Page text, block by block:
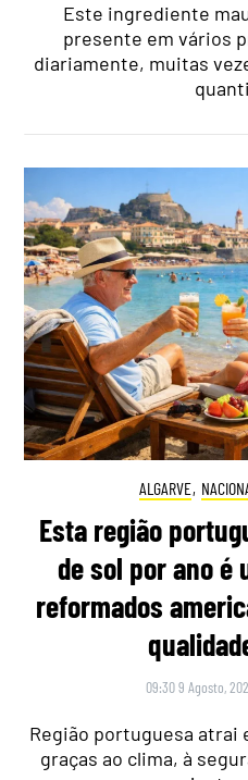
Este ingrediente
presente em vários
diariamente, muitas
ALGARVE,
Esta região
de sol por ano é
reformados
09:30 9 Agosto,
Região portuguesa
graças ao clima, à